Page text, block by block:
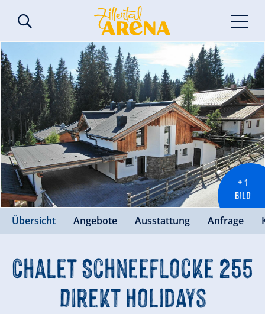
+ 1
BILD
Übersicht Angebote Ausstattung Anfrage
Chalet Schneeflocke 255
Direkt Holidays